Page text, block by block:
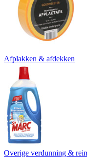
Afplakken & afdekken
Overige verdunning &